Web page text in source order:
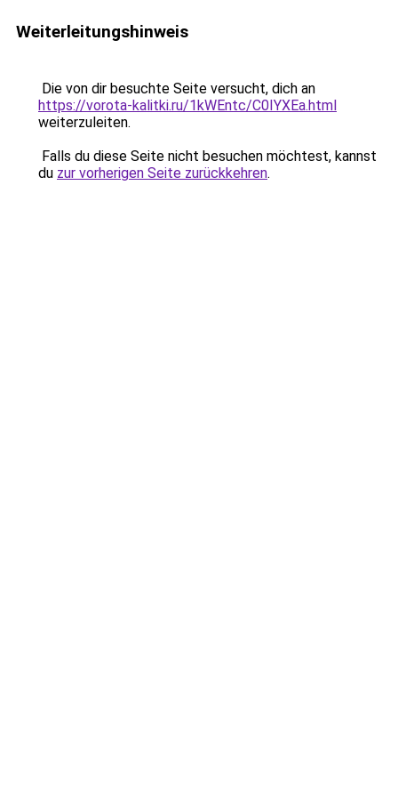
Weiterleitungshinweis
Die von dir besuchte Seite versucht, dich an
https://vorota-kalitki.ru/1kWEntc/C0IYXEa.html
weiterzuleiten.
Falls du diese Seite nicht besuchen möchtest, kannst
du zur vorherigen Seite zurückkehren.